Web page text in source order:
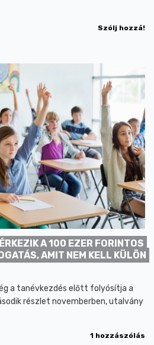
Szólj hozzá!
A 100 EZER FORINTOS
AMIT NEM KELL KÜLÖN
a tanévkezdés előtt folyósítja a
részlet novemberben, utalvány
1 hozzászólás